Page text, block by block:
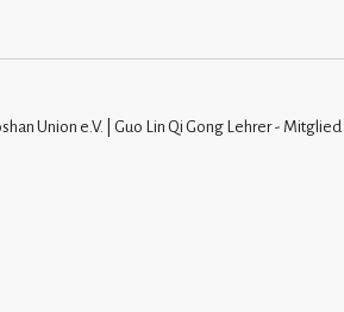
Union e.V. | Guo Lin Qi Gong Lehrer -